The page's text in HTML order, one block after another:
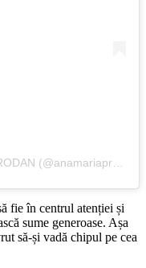
fie în centrul atenției și
sume generoase. Așa
să-și vadă chipul pe cea